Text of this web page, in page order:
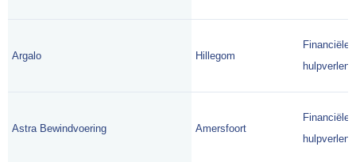
Argalo Hillegom
Financiële
Astra Bewindvoering Amersfoort
Financiële